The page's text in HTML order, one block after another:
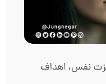
عزت نفس، اهداف